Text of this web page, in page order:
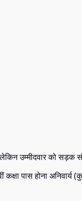
उम्मीदवार को सड़क
पास होना अनिवार्य